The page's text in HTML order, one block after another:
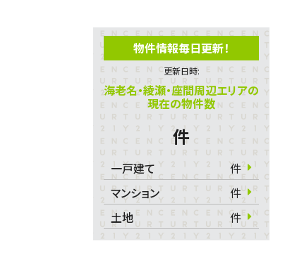
物件情報毎日更新！
更新日時:
海老名・綾瀬・座間周辺エリアの
現在の物件数
件
一戸建て
件
マンション
件
土地
件